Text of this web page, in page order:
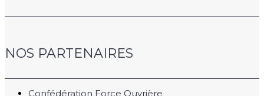
NOS PARTENAIRES
Confédération Force Ouvrière